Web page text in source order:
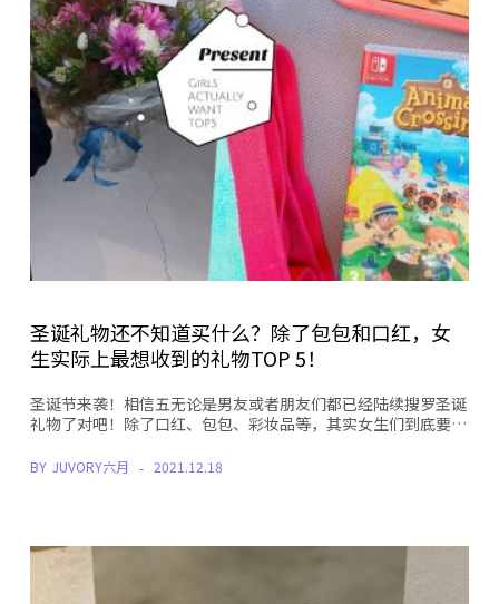
圣诞礼物还不知道买什么？除了包包和口红，女
生实际上最想收到的礼物TOP 5！
圣诞节来袭！相信五无论是男友或者朋友们都已经陆续搜罗圣诞
礼物了对吧！除了口红、包包、彩妆品等，其实女生们到底要…
BY JUVORY六月 2021.12.18